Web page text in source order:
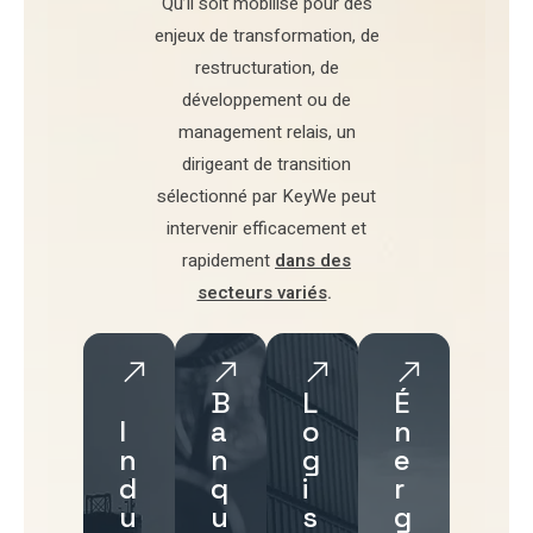
enjeux de transformation, de
restructuration, de
développementou de
management relais, un
dirigeant de transition
sélectionné par KeyWe peut
intervenir efficacement et
rapidement dans des
secteurs variés.
I
n
d
u
B
a
n
q
u
L
o
g
i
s
É
n
e
r
g